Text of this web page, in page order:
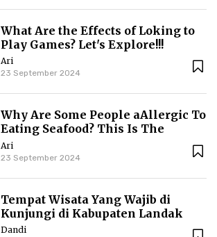
What Are the Effects of Loking to
Play Games? Let's Explore!!!
Ari
23 September 2024
Why Are Some People aAllergic To
Eating Seafood? This Is The
Cause!!
Ari
23 September 2024
Tempat Wisata Yang Wajib di
Kunjungi di Kabupaten Landak
Dandi